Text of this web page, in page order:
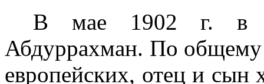
В мае 1902 г. в
Абдуррахман. По общему
европейских, отец и